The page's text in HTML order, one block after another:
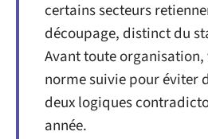
certains secteurs
découpage, distinct du
Avant toute
norme suivie pour éviter
deux logiques
année.